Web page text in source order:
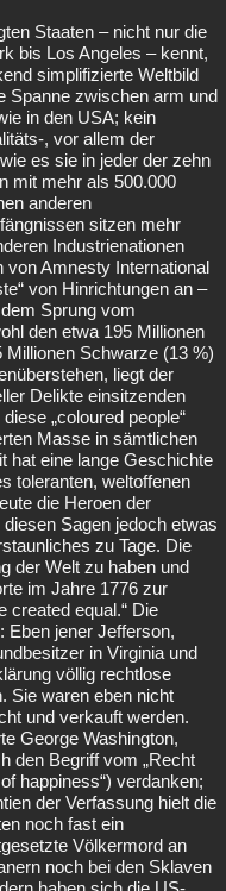
Staaten – nicht nur die
bis Los Angeles – kennt,
simplifizierte Weltbild
Spanne zwischen arm und
in den USA; kein
, vor allem der
es sie in jeder der zehn
mit mehr als 500.000
anderen
sitzen mehr
Industrienationen
von Amnesty International
von Hinrichtungen an –
Sprung vom
den etwa 195 Millionen
Schwarze (13 %)
liegt der
Delikte einsitzenden
„coloured people“
Masse in sämtlichen
hat eine lange Geschichte
toleranten, weltoffenen
die Heroen der
Sagen jedoch etwas
zu Tage. Die
der Welt zu haben und
im Jahre 1776 zur
created equal.“ Die
Eben jener Jefferson,
in Virginia und
völlig rechtlose
Sie waren eben nicht
und verkauft werden.
George Washington,
den Begriff vom „Recht
happiness“) verdanken;
der Verfassung hielt die
noch fast ein
Völkermord an
noch bei den Sklaven